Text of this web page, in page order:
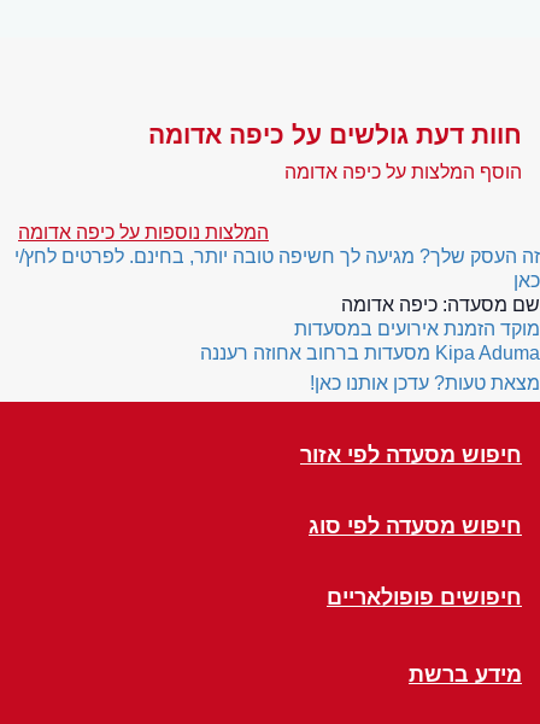
חוות דעת גולשים על כיפה אדומה
הוסף המלצות על כיפה אדומה
המלצות נוספות על כיפה אדומה
זה העסק שלך? מגיעה לך חשיפה טובה יותר, בחינם. לפרטים לחץ/י
כאן
שם מסעדה: כיפה אדומה
מוקד הזמנת אירועים במסעדות
Kipa Aduma מסעדות ברחוב אחוזה רעננה
מצאת טעות? עדכן אותנו כאן!
חיפוש מסעדה לפי אזור
חיפוש מסעדה לפי סוג
חיפושים פופולאריים
מידע ברשת